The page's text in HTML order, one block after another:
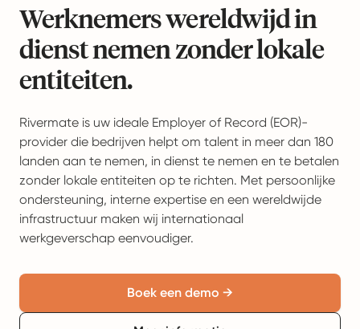
Werknemers wereldwijd in
dienst nemen zonder lokale
entiteiten.
Rivermate is uw ideale Employer of Record (EOR)-
provider die bedrijven helpt om talent in meer dan 180
landen aan te nemen, in dienst te nemen en te betalen
zonder lokale entiteiten op te richten. Met persoonlijke
ondersteuning, interne expertise en een wereldwijde
infrastructuur maken wij internationaal
werkgeverschap eenvoudiger.
Boek een demo →